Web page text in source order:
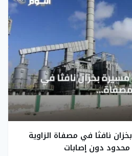
نافثا في مصفاة الزاوية
دون إصابات